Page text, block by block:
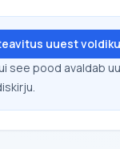
uuest
see pood avaldab